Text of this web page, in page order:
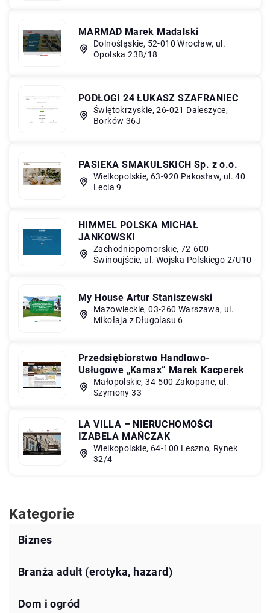
MARMAD Marek Madalski
Dolnośląskie, 52-010 Wrocław, ul.
Opolska 23B/18
PODŁOGI 24 ŁUKASZ SZAFRANIEC
Świętokrzyskie, 26-021 Daleszyce,
Borków 36J
PASIEKA SMAKULSKICH Sp. z o.o.
Wielkopolskie, 63-920 Pakosław, ul. 40
Lecia 9
HIMMEL POLSKA MICHAŁ
JANKOWSKI
Zachodniopomorskie, 72-600
Świnoujście, ul. Wojska Polskiego 2/U10
My House Artur Staniszewski
Mazowieckie, 03-260 Warszawa, ul.
Mikołaja z Długolasu 6
Przedsiębiorstwo Handlowo-
Usługowe „Kamax” Marek Kacperek
Małopolskie, 34-500 Zakopane, ul.
Szymony 33
LA VILLA – NIERUCHOMOŚCI
IZABELA MAŃCZAK
Wielkopolskie, 64-100 Leszno, Rynek
32/4
Kategorie
Biznes
Branża adult (erotyka, hazard)
Dom i ogród